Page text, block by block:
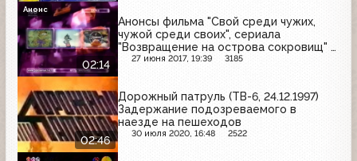
02:14
Анонсы фильма "Свой среди чужих,
чужой среди своих", сериала
"Возвращение на острова сокровищ" и
"Найтмен" (ТВ-6, июнь 1999)
27 июня 2017, 19:39 3185
Анонс
02:46
Дорожный патруль (ТВ-6, 24.12.1997)
Задержание подозреваемого в
наезде на пешеходов
30 июля 2020, 16:48 2522